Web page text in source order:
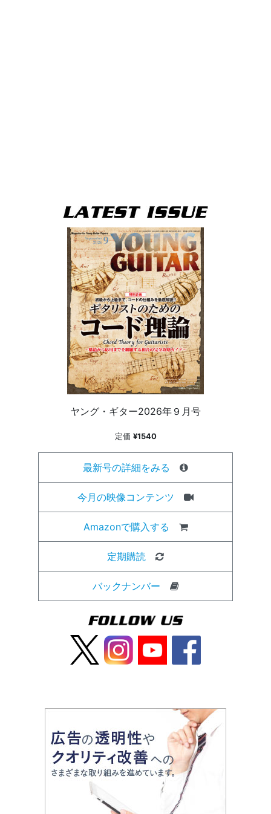
ヤング・ギター2026年９月号
定価 ¥1540
最新号の詳細をみる
今月の映像コンテンツ
Amazonで購入する
定期購読
バックナンバー